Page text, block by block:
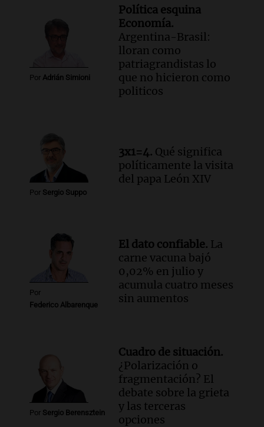
Juicio por la tragedia de las Altas
Cumbres: un bombero testimonia sobre
el manejo de la ambulancia
Audio.Avanza el juicio por la tragedia de
las Altas Cumbres en Córdoba con
Audio.
Detención de joven argentina en
EE.UU. durante el Mundial genera
preocupación y desesperación
Noticias
Por Adrián Simioni
Política esquina
Economía.
Argentina-Brasil:
lloran como
patriagrandistas lo
que no hicieron como
politicos
Por Sergio Suppo
3x1=4. Qué significa
políticamente la visita
del papa León XIV
Por
Federico Albarenque
El dato confiable. La
carne vacuna bajó
0,02% en julio y
acumula cuatro meses
sin aumentos
Por Sergio Berensztein
Cuadro de situación.
¿Polarización o
fragmentación? El
debate sobre la grieta
y las terceras
opciones